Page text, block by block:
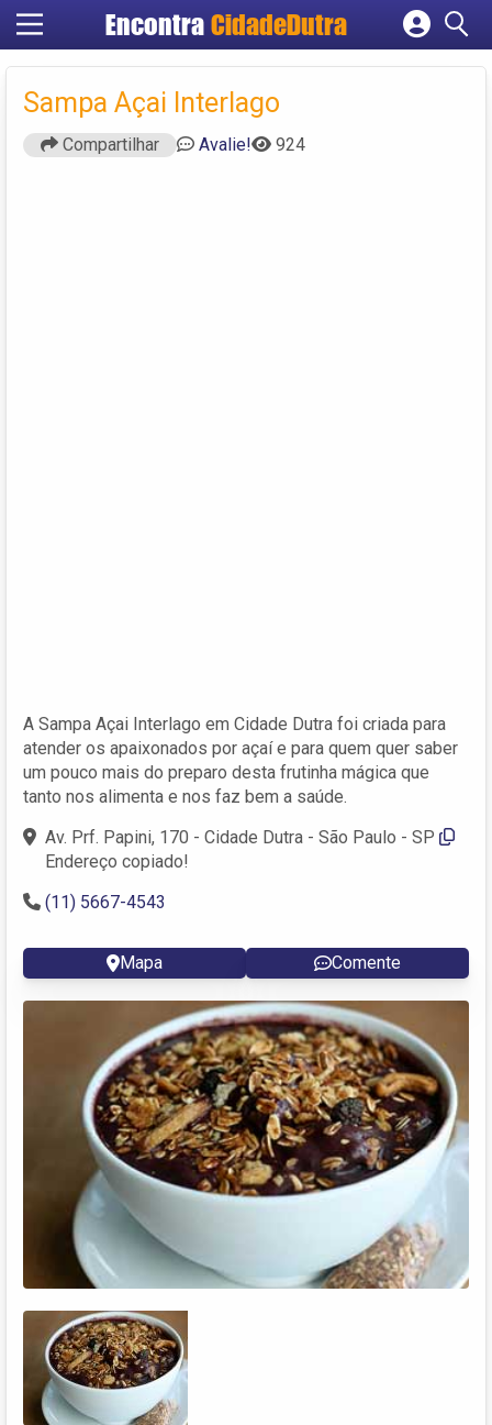
Encontra CidadeDutra
Cadastrar empresa
Criar conta
Sampa Açai Interlago
Compartilhar Avalie! 924
A Sampa Açai Interlago em Cidade Dutra foi criada para
atender os apaixonados por açaí e para quem quer saber
um pouco mais do preparo desta frutinha mágica que
tanto nos alimenta e nos faz bem a saúde.
Av. Prf. Papini, 170 - Cidade Dutra - São Paulo - SP
Endereço copiado!
(11) 5667-4543
Mapa Comente